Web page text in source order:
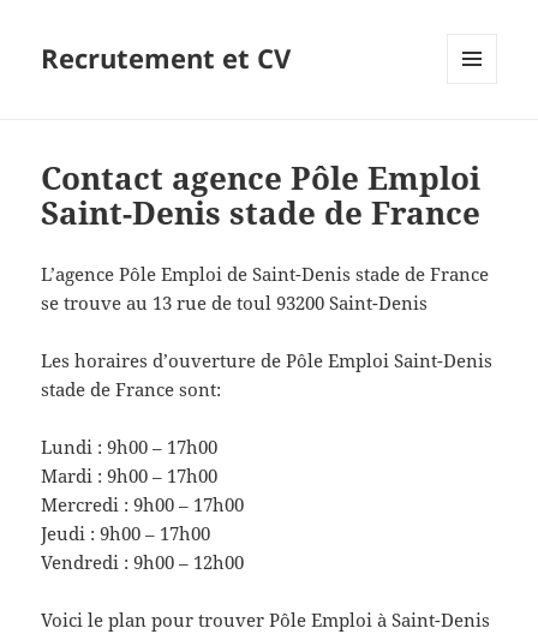
Recrutement et CV
Contact agence Pôle Emploi
Saint-Denis stade de France
L’agence Pôle Emploi de Saint-Denis stade de France
se trouve au 13 rue de toul 93200 Saint-Denis
Les horaires d’ouverture de Pôle Emploi Saint-Denis
stade de France sont:
Lundi : 9h00 – 17h00
Mardi : 9h00 – 17h00
Mercredi : 9h00 – 17h00
Jeudi : 9h00 – 17h00
Vendredi : 9h00 – 12h00
Voici le plan pour trouver Pôle Emploi à Saint-Denis